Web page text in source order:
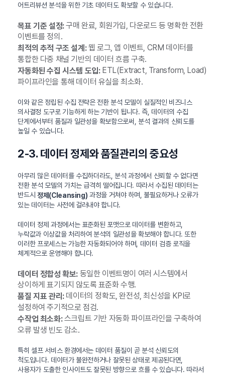
어트리뷰션 분석을 위한 기초 데이터도 확보할 수 있습니다.
목표 기준 설정:구매 완료, 회원가입, 다운로드 등 명확한 전환
이벤트를 정의.
최적의 추적 구조 설계:웹 로그, 앱 이벤트, CRM 데이터를
통합한 다중 채널 기반의 데이터 흐름 구축.
자동화된 수집 시스템 도입:ETL(Extract, Transform, Load)
파이프라인을 통해 데이터 유실을 최소화.
이와 같은 정립된 수집 전략은 전환 분석 모델이 실질적인 비즈니스
의사결정 도구로 기능하게 하는 기반이 됩니다. 즉, 데이터의 수집
단계에서부터 품질과 일관성을 확보함으로써, 분석 결과의 신뢰도를
높일 수 있습니다.
2-3. 데이터 정제와 품질관리의 중요성
아무리 많은 데이터를 수집하더라도, 분석 과정에서 신뢰할 수 없다면
전환 분석 모델의 가치는 급격히 떨어집니다. 따라서 수집된 데이터는
반드시 정제(Cleansing) 과정을 거쳐야 하며, 불필요하거나 오류가
있는 데이터는 사전에 걸러내야 합니다.
데이터 정제 과정에서는 표준화된 포맷으로 데이터를 변환하고,
누락값과 이상값을 처리하여 분석의 일관성을 확보해야 합니다. 또한
이러한 프로세스는 가능한 자동화되어야 하며, 데이터 검증 로직을
체계적으로 운영해야 합니다.
데이터 정합성 확보:동일한 이벤트명이 여러 시스템에서
상이하게 표기되지 않도록 표준화 수행.
품질 지표 관리:데이터의 정확도, 완전성, 최신성을 KPI로
설정하여 주기적으로 점검.
수작업 최소화:스크립트 기반 자동화 파이프라인을 구축하여
오류 발생 빈도 감소.
특히 셀프 서비스 환경에서는 데이터 품질이 곧 분석 신뢰도의
척도입니다. 데이터가 불완전하거나 잘못된 상태로 제공된다면,
사용자가 도출한 인사이트도 잘못된 방향으로 흐를 수 있습니다. 따라서